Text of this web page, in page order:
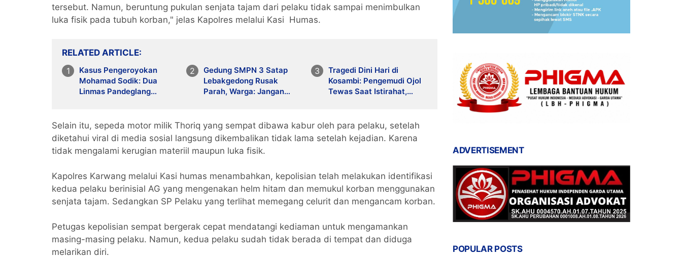
tersebut. Namun, beruntung pukulan senjata tajam dari pelaku tidak sampai menimbulkan
luka fisik pada tubuh korban," jelas Kapolres melalui Kasi Humas.
RELATED ARTICLE
Kasus Pengeroyokan
Mohamad Sodik: Dua
Linmas Pandeglang
Gedung SMPN 3 Satap
Lebakgedong Rusak
Parah, Warga: Jangan
Tragedi Dini Hari di
Kosambi: Pengemudi Ojol
Tewas Saat Istirahat,
​Selain itu, sepeda motor milik Thoriq yang sempat dibawa kabur oleh para pelaku, setelah
diketahui viral di media sosial langsung dikembalikan tidak lama setelah kejadian. Karena
tidak mengalami kerugian materiil maupun luka fisik.
Kapolres Karwang melalui Kasi humas menambahkan, kepolisian telah melakukan identifikasi
kedua pelaku berinisial AG yang mengenakan helm hitam dan memukul korban menggunakan
senjata tajam. Sedangkan SP Pelaku yang terlihat memegang celurit dan mengancam korban.
​Petugas kepolisian sempat bergerak cepat mendatangi kediaman untuk mengamankan
masing-masing pelaku. Namun, kedua pelaku sudah tidak berada di tempat dan diduga
melarikan diri.
ADVERTISEMENT
POPULAR POSTS